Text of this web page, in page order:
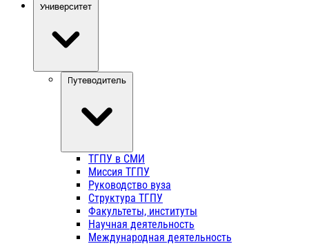
Университет
Путеводитель
ТГПУ в СМИ
Миссия ТГПУ
Руководство вуза
Структура ТГПУ
Факультеты, институты
Научная деятельность
Международная деятельность